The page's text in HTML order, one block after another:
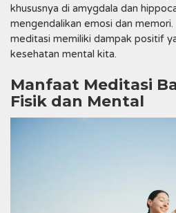
khususnya di amygdala dan
mengendalikan emosi dan
meditasi memiliki dampak positif
kesehatan mental kita.
Manfaat Meditasi
Fisik dan Mental